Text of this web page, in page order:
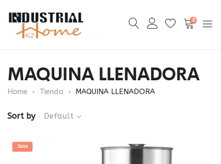
0
MAQUINA LLENADORA
Home Tienda MAQUINA LLENADORA
Sort by Default
Sale